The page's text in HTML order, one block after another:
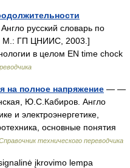
русский словарь по
М.: ГП ЦНИИС, 2003.]
в целом EN time chock
на полное напряжение — —
Ю.С.Кабиров. Англо
и электроэнергетике,
основные понятия
технического переводчика
įkrovimo lempa